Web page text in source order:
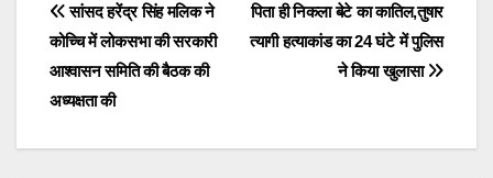
b
o
o
k
d
o
Post
navigation
पिता ही निकला बेटे का कातिल,तुषार
त्यागी हत्याकांड का 24 घंटे में पुलिस
ने किया खुलासा
सांसद हरेंद्र सिंह मलिक ने
कोच्चि में लोकसभा की सरकारी
आश्वासन समिति की बैठक की
अध्यक्षता की